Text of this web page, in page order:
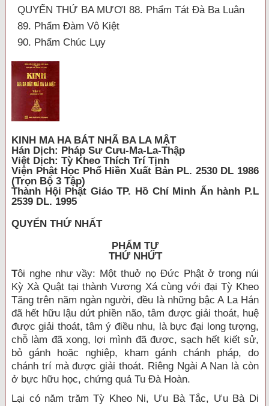
QUYỂN THỨ BA MƯƠI 88. Phẩm Tát Đà Ba Luân
89. Phẩm Đàm Vô Kiệt
90. Phẩm Chúc Lụy
KINH MA HA BÁT NHÃ BA LA MẬT
Hán Dịch: Pháp Sư Cưu-Ma-La-Thập
Việt Dịch: Tỳ Kheo Thích Trí Tịnh
Viện Phật Học Phổ Hiền Xuất Bản PL. 2530 DL 1986
(Trọn Bộ 3 Tập)
Thành Hội Phật Giáo TP. Hồ Chí Minh Ấn hành P.L
2539 DL. 1995
QUYỂN THỨ NHẤT
PHẨM TỰ
THỨ NHỨT
Tôi nghe như vầy: Một thuở nọ Đức Phật ở trong núi
Kỳ Xà Quật tại thành Vương Xá cùng với đại Tỳ Kheo
Tăng trên năm ngàn người, đều là những bậc A La Hán
đã hết hữu lậu dứt phiền não, tâm được giải thoát, huệ
được giải thoát, tâm ý điều nhu, là bực đại long tượng,
chỗ làm đã xong, lợi mình đã được, sạch hết kiết sử,
bỏ gánh hoặc nghiệp, kham gánh chánh pháp, do
chánh trí mà được giải thoát. Riêng Ngài A Nan là còn
ở bực hữu học, chứng quả Tu Đà Hoàn.
Lại có năm trăm Tỳ Kheo Ni, Ưu Bà Tắc, Ưu Bà Di